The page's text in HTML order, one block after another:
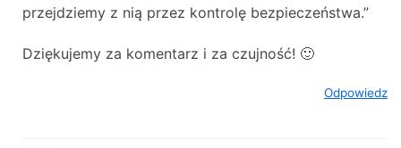
przejdziemy z nią przez kontrolę bezpieczeństwa.”
Dziękujemy za komentarz i za czujność! 🙂
Odpowiedz